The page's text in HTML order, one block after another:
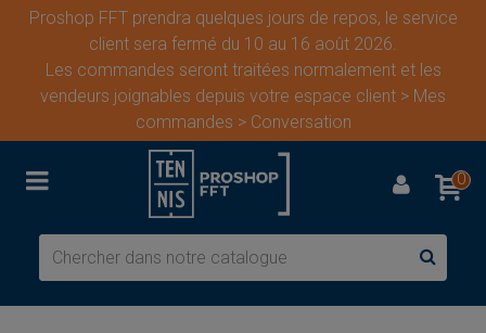
Proshop FFT prendra quelques jours de repos, le service
client sera fermé du 10 au 16 août 2026.
Les commandes seront traitées normalement et les
vendeurs joignables depuis votre espace client > Mes
commandes > Conversation
0